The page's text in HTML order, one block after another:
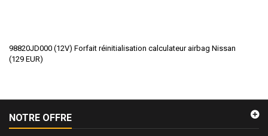
98820JD000 (12V) Forfait réinitialisation calculateur airbag Nissan
(129 EUR)
NOTRE OFFRE